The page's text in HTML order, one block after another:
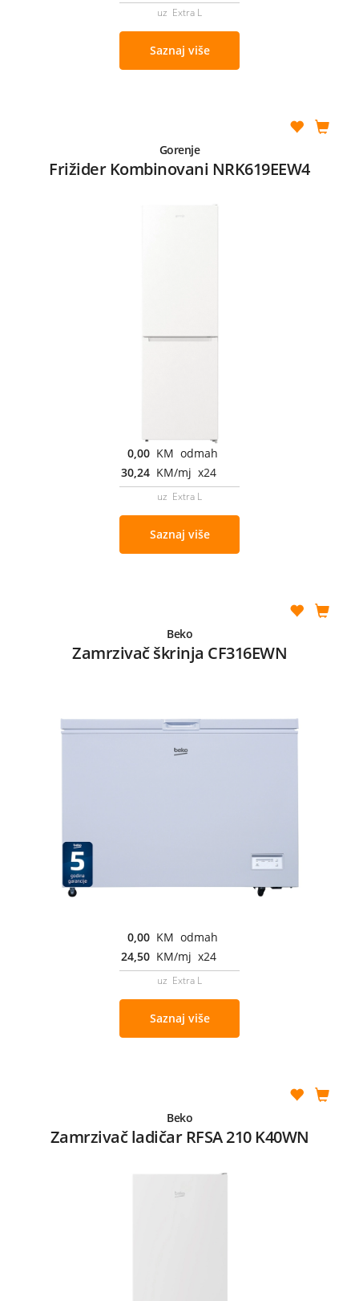
uz Extra L
Saznaj više
Gorenje
Frižider Kombinovani NRK619EEW4
0,00 KM odmah
30,24 KM/mj x24
uz Extra L
Saznaj više
Beko
Zamrzivač škrinja CF316EWN
0,00 KM odmah
24,50 KM/mj x24
uz Extra L
Saznaj više
Beko
Zamrzivač ladičar RFSA 210 K40WN